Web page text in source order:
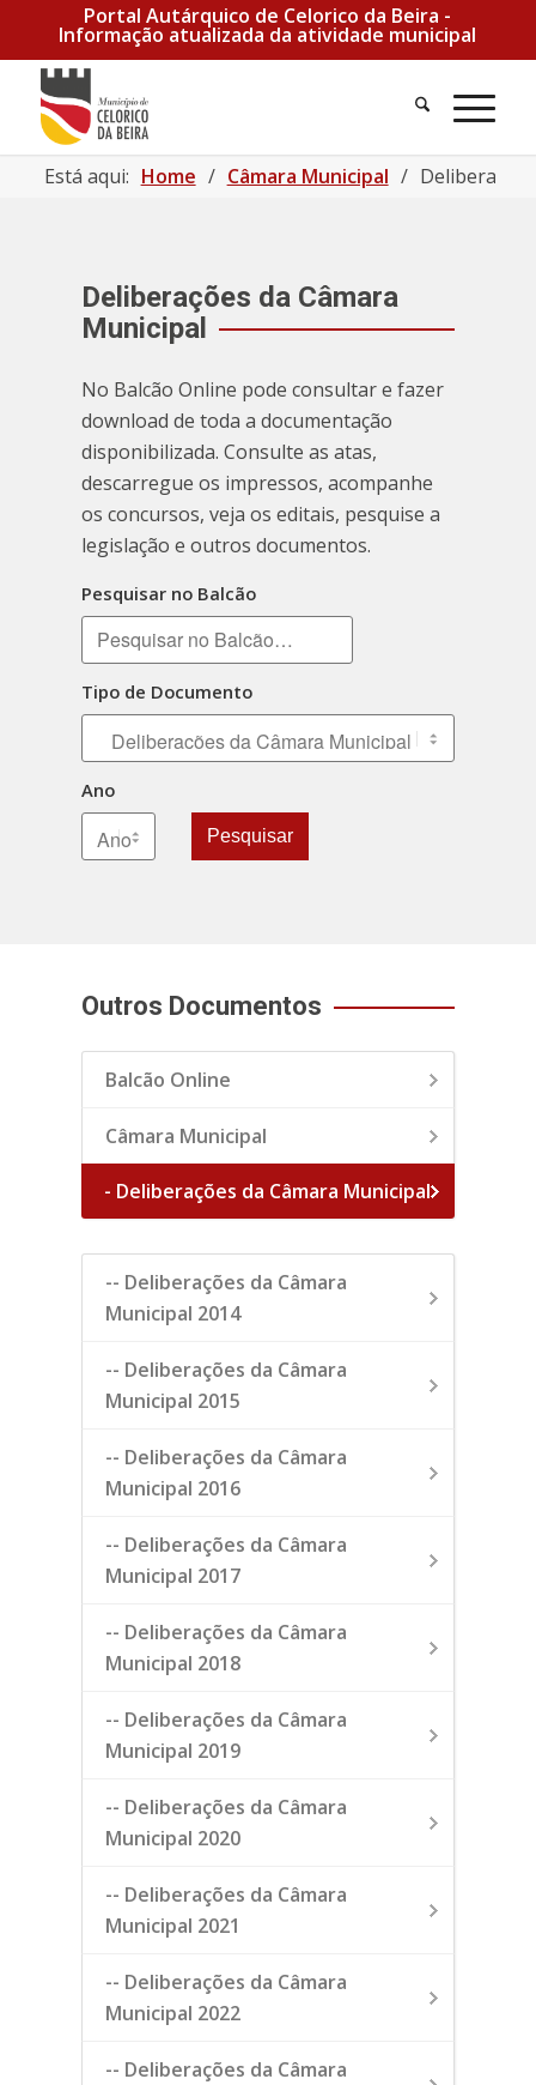
Portal Autárquico de Celorico da Beira -
Informação atualizada da atividade municipal
Pesquisa
Está aqui: Home / Câmara Municipal /
Deliberações da Câmara
Municipal
No Balcão Online pode consultar e fazer
download de toda a documentação
disponibilizada. Consulte as atas,
descarregue os impressos, acompanhe
os concursos, veja os editais, pesquise a
legislação e outros documentos.
Pesquisar no Balcão
Tipo de Documento
Ano
Pesquisar
Outros Documentos
Balcão Online
Câmara Municipal
- Deliberações da Câmara Municipal
-- Deliberações da Câmara
Municipal 2014
-- Deliberações da Câmara
Municipal 2015
-- Deliberações da Câmara
Municipal 2016
-- Deliberações da Câmara
Municipal 2017
-- Deliberações da Câmara
Municipal 2018
-- Deliberações da Câmara
Municipal 2019
-- Deliberações da Câmara
Municipal 2020
-- Deliberações da Câmara
Municipal 2021
-- Deliberações da Câmara
Municipal 2022
-- Deliberações da Câmara